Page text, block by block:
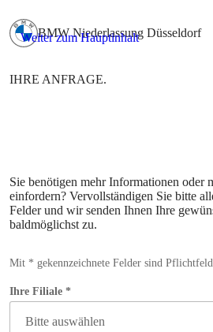
Sie benötigen mehr Informationen oder
einfordern? Vervollständigen Sie bitte
Felder und wir senden Ihnen Ihre
baldmöglichst zu.